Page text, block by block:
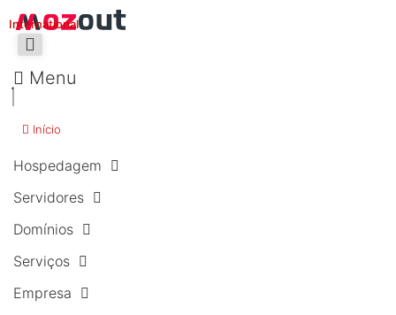
International
Menu
Início
Hospedagem
Servidores
Domínios
Serviços
Empresa